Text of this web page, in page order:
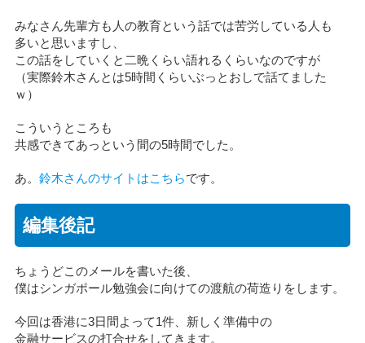
みなさん先輩方も人の教育という話では苦労している人も
多いと思いますし、
この話をしていくと二晩くらい語れるくらいなのですが
（実際鈴木さんとは5時間くらいぶっとおしで話てました
ｗ）
こういうところも
共感できてあっという間の5時間でした。
あ。鈴木さんのサイトはこちらです。
編集後記
ちょうどこのメールを書いた後、
僕はシンガポール勉強会に向けての渡航の荷造りをします。
今回は香港に3日間よって1件、新しく準備中の
金融サービスの打合せをしてきます。